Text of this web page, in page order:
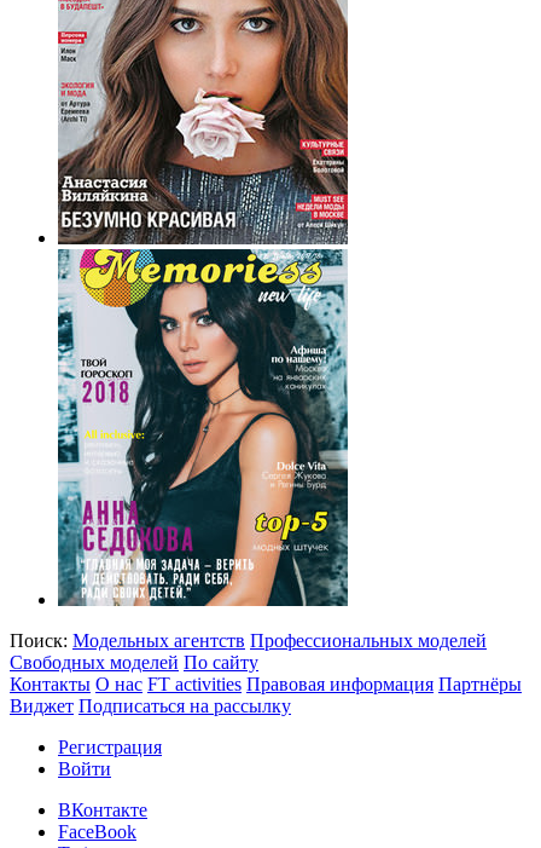
Поиск: Модельных агентств Профессиональных моделей
Свободных моделей По сайту
Контакты О нас FT activities Правовая информация Партнёры
Виджет Подписаться на рассылку
Регистрация
Войти
ВКонтакте
FaceBook